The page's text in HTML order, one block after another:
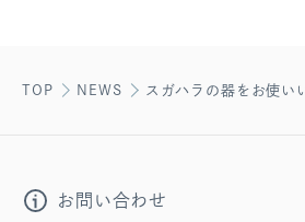
TOP NEWS スガハラの器をお使
お問い合わせ